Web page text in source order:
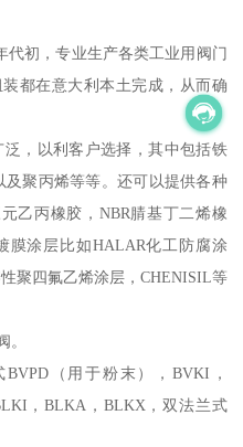
代初，专业生产各类工业用阀门
都在意大利本土完成，从而确
，以利客户选择，其中包括铁
聚丙烯等等。还可以提供各种
乙丙橡胶，NBR腈基丁二烯橡
膜涂层比如HALAR化工防腐涂
聚四氟乙烯涂层，CHENISIL等
。
（用于粉末），BVKI，
，BLKA，BLKX，双法兰式